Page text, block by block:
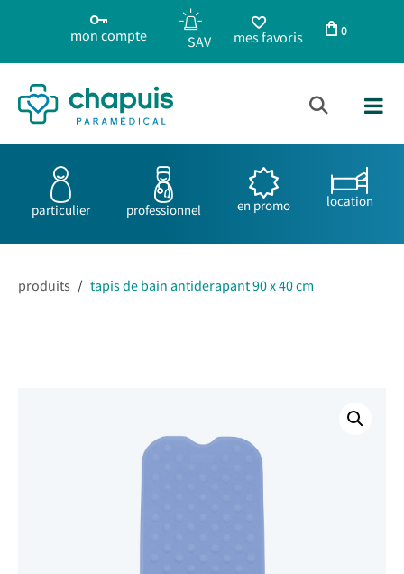
mon compte mes favoris 0
particulier professionnel en promo location
produits / tapis de bain antiderapant 90 x 40 cm